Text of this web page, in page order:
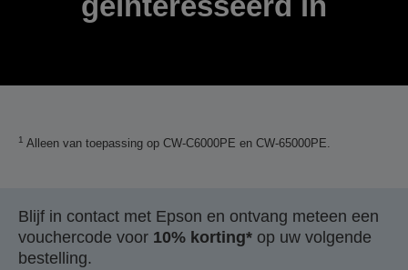
1 Alleen van toepassing op CW-C6000PE en CW-65000PE.
Blijf in contact met Epson en ontvang meteen een
vouchercode voor 10% korting* op uw volgende
bestelling.